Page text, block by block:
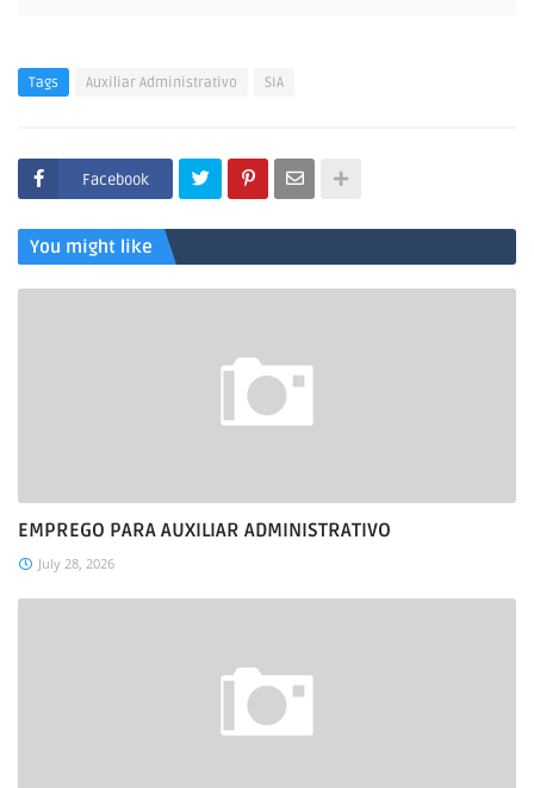
Tags Auxiliar Administrativo SIA
Facebook
You might like
EMPREGO PARA AUXILIAR ADMINISTRATIVO
July 28, 2026